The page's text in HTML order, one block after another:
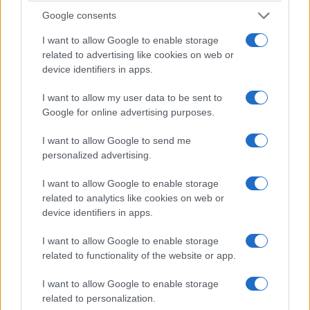
Google consents
I want to allow Google to enable storage
related to advertising like cookies on web or
device identifiers in apps.
I want to allow my user data to be sent to
Google for online advertising purposes.
I want to allow Google to send me
personalized advertising.
I want to allow Google to enable storage
related to analytics like cookies on web or
device identifiers in apps.
I want to allow Google to enable storage
related to functionality of the website or app.
I want to allow Google to enable storage
related to personalization.
en la mano y le rasqué la espalda.
De día algunas criaturas duermen
Una mañana salimos en la lancha para investigar
algunos afluentes del río Napo. Mientras nos
deslizábamos tranquilamente por el agua, vimos
un árbol caído que cruzaba parte del río. Al
acercarnos al árbol, vimos que el árbol caído
numerosas especies de murciélagos en la selva
amazónica.Por supuesto, por la noche se les
día, algunas especies duermen colgadas de
caído sobre el agua del río. Se confunden con la
corteza del árbol. Si nuestros guías no los